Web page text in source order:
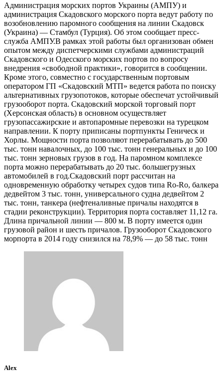
Администрация морских портов Украины (АМПУ) и
администрация Скадовского морского порта ведут работу по
возобновлению паромного сообщения на линии Скадовск
(Украина) — Стамбул (Турция). Об этом сообщает пресс-
служба АМПУ.В рамках этой работы был организован обмен
опытом между диспетчерскими службами администраций
Скадовского и Одесского морских портов по вопросу
внедрения «свободной практики», говорится в сообщении.
Кроме этого, совместно с государственным портовым
оператором ГП «Скадовский МТП» ведется работа по поиску
альтернативных грузопотоков, которые обеспечат устойчивый
грузооборот порта. Скадовский морской торговый порт
(Херсонская область) в основном осуществляет
грузопассажирские и автопаромные перевозки на турецком
направлении. К порту приписаны портпункты Геническ и
Хорлы. Мощности порта позволяют перерабатывать до 500
тыс. тонн навалочных, до 100 тыс. тонн генеральных и до 100
тыс. тонн зерновых грузов в год. На паромном комплексе
порта можно перерабатывать до 20 тыс. большегрузных
автомобилей в год.Скадовский порт рассчитан на
одновременную обработку четырех судов типа Ro-Ro, балкера
дедвейтом 3 тыс. тонн, универсального судна дедвейтом 2
тыс. тонн, танкера (нефтеналивные причалы находятся в
стадии реконструкции). Территория порта составляет 11,12 га.
Длина причальной линии — 800 м. В порту имеется один
грузовой район и шесть причалов. Грузооборот Скадовского
морпорта в 2014 году снизился на 78,9% — до 58 тыс. тонн
Alex